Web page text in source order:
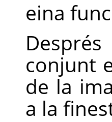
eina
conjunt
de la
a la